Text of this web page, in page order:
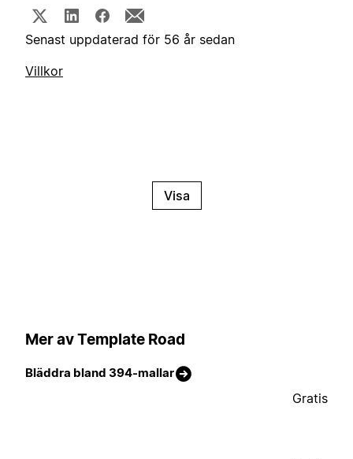
Senast uppdaterad för 56 år sedan
Villkor
Visa
Mer av Template Road
Bläddra bland 394-mallar
Gratis